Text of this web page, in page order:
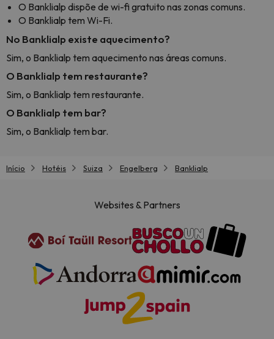
O Banklialp dispõe de wi-fi gratuito nas zonas comuns.
O Banklialp tem Wi-Fi.
No Banklialp existe aquecimento?
Sim, o Banklialp tem aquecimento nas áreas comuns.
O Banklialp tem restaurante?
Sim, o Banklialp tem restaurante.
O Banklialp tem bar?
Sim, o Banklialp tem bar.
Início Hotéis Suiza Engelberg Banklialp
Websites & Partners